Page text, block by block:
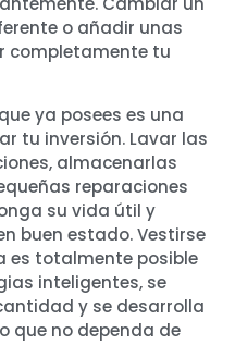
o añadir unas
completamente tu
ya posees es una
tu inversión. Lavar las
almacenarlas
reparaciones
su vida útil y
buen estado. Vestirse
es totalmente posible
inteligentes, se
y se desarrolla
que no dependa de